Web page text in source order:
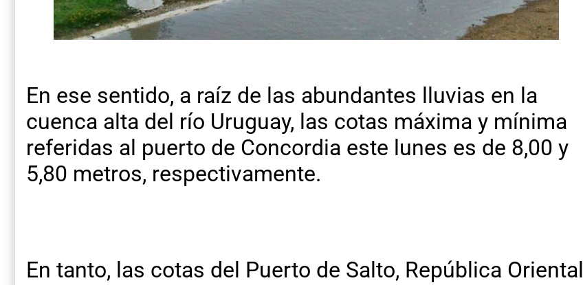
En ese sentido, a raíz de las abundantes lluvias en la
cuenca alta del río Uruguay, las cotas máxima y mínima
referidas al puerto de Concordia este lunes es de 8,00 y
5,80 metros, respectivamente.
En tanto, las cotas del Puerto de Salto, República Oriental